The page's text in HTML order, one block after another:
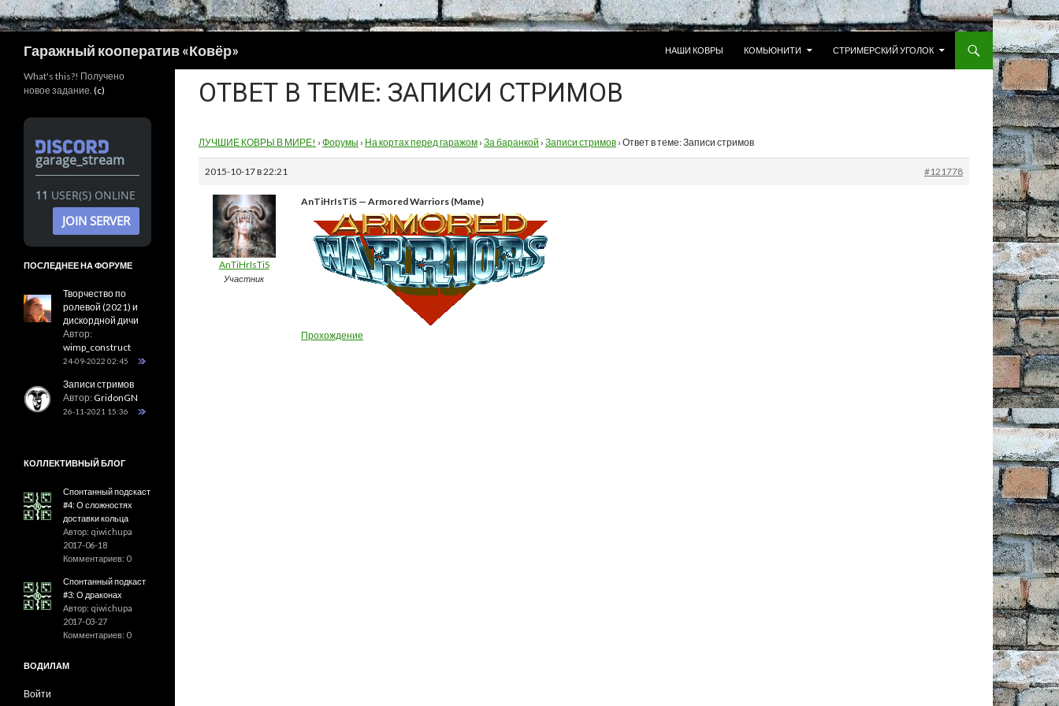
Гаражный кооператив «Ковёр»
НАШИ КОВРЫ
КОМЬЮНИТИ СТРИМЕРСКИЙ УГОЛОК
ОТВЕТ В ТЕМЕ: ЗАПИСИ СТРИМОВ
ЛУЧШИЕ КОВРЫ В МИРЕ! › Форумы › На кортах перед гаражом › За баранкой › Записи стримов › Ответ в теме: Записи стримов
2015-10-17 в 22:21 #121778
AnTiHrIsTiS
Участник
AnTiHrIsTiS — Armored Warriors (Mame)
Прохождение
What's this?! Получено
новое задание. (c)
garage_stream
11 USER(S) ONLINE
JOIN SERVER
ПОСЛЕДНЕЕ НА ФОРУМЕ
Творчество по
ролевой (2021) и
дискордной дичи
Автор:
wimp_construct
24-09-2022 02:45
Записи стримов
Автор:GridonGN
26-11-2021 15:36
КОЛЛЕКТИВНЫЙ БЛОГ
Спонтанный подскаст
#4: О сложностях
доставки кольца
Автор: qiwichupa
2017-06-18
Комментариев: 0
Спонтанный подкаст
#3: О драконах
Автор: qiwichupa
2017-03-27
Комментариев: 0
ВОДИЛАМ
Войти